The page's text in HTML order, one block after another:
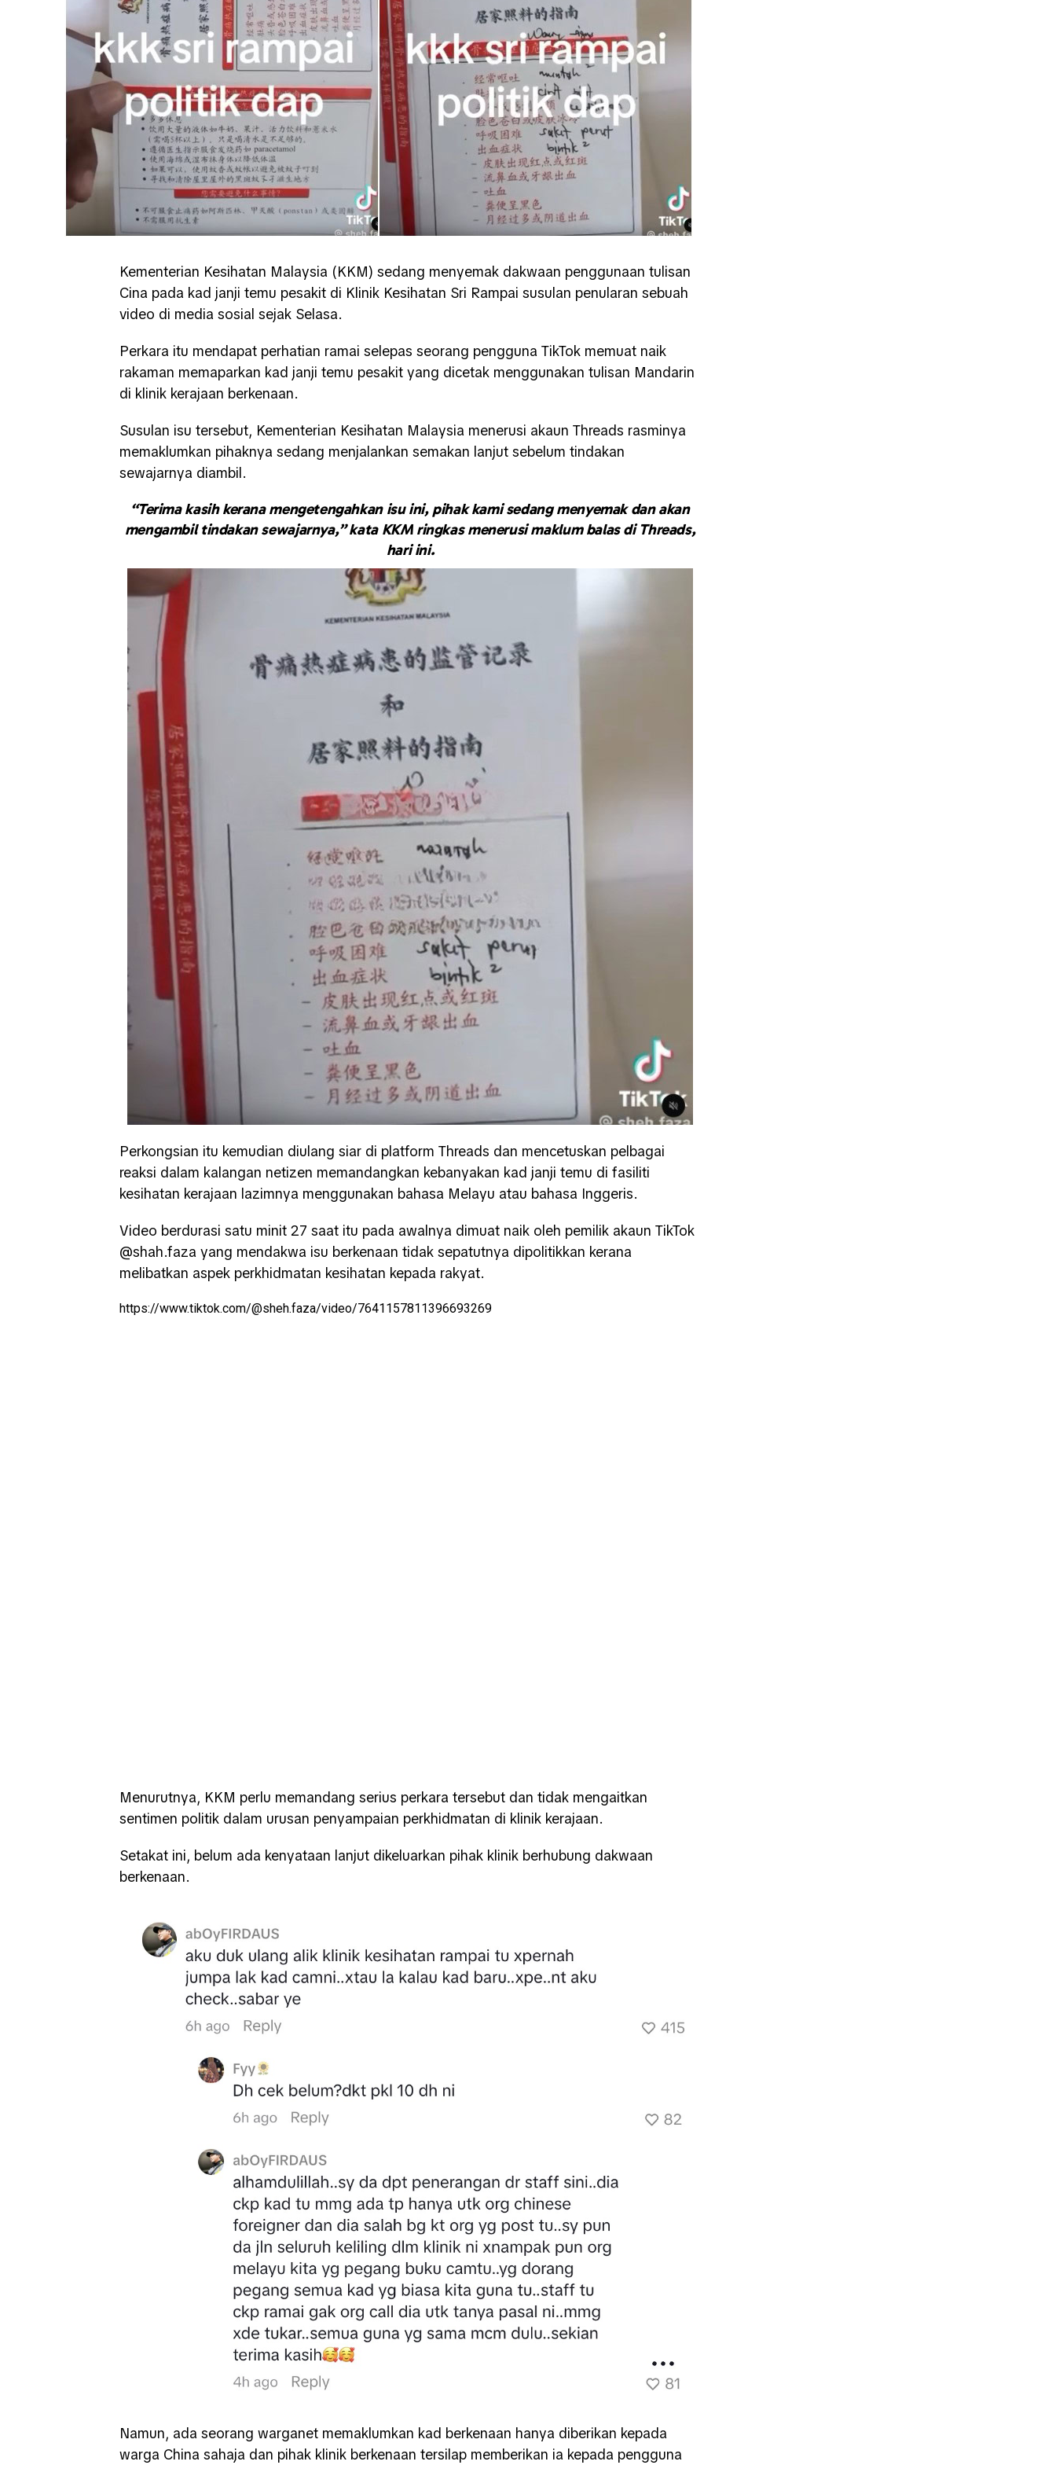
Kementerian Kesihatan Malaysia (KKM) sedang menyemak dakwaan penggunaan tulisan
Cina pada kad janji temu pesakit di Klinik Kesihatan Sri Rampai susulan penularan sebuah
video di media sosial sejak Selasa.
Perkara itu mendapat perhatian ramai selepas seorang pengguna TikTok memuat naik
rakaman memaparkan kad janji temu pesakit yang dicetak menggunakan tulisan Mandarin
di klinik kerajaan berkenaan.
Susulan isu tersebut, Kementerian Kesihatan Malaysia menerusi akaun Threads rasminya
memaklumkan pihaknya sedang menjalankan semakan lanjut sebelum tindakan
sewajarnya diambil.
“Terima kasih kerana mengetengahkan isu ini, pihak kami sedang menyemak dan akan
mengambil tindakan sewajarnya,” kata KKM ringkas menerusi maklum balas di Threads,
hari ini.
Perkongsian itu kemudian diulang siar di platform Threads dan mencetuskan pelbagai
reaksi dalam kalangan netizen memandangkan kebanyakan kad janji temu di fasiliti
kesihatan kerajaan lazimnya menggunakan bahasa Melayu atau bahasa Inggeris.
Video berdurasi satu minit 27 saat itu pada awalnya dimuat naik oleh pemilik akaun TikTok
@shah.faza yang mendakwa isu berkenaan tidak sepatutnya dipolitikkan kerana
melibatkan aspek perkhidmatan kesihatan kepada rakyat.
https://www.tiktok.com/@sheh.faza/video/7641157811396693269
Menurutnya, KKM perlu memandang serius perkara tersebut dan tidak mengaitkan
sentimen politik dalam urusan penyampaian perkhidmatan di klinik kerajaan.
Setakat ini, belum ada kenyataan lanjut dikeluarkan pihak klinik berhubung dakwaan
berkenaan.
Namun, ada seorang warganet memaklumkan kad berkenaan hanya diberikan kepada
warga China sahaja dan pihak klinik berkenaan tersilap memberikan ia kepada pengguna